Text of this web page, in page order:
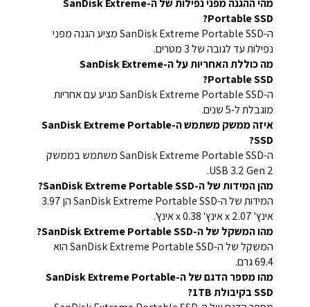
מהי ההגנה מפני נפילות של ה-SanDisk Extreme
Portable SSD?
ה-SanDisk Extreme Portable SSD מציע הגנה מפני
נפילות עד לגובה של 3 מטרים.
מה כוללת האחריות על ה-SanDisk Extreme
Portable SSD?
ה-SanDisk Extreme Portable SSD מגיע עם אחריות
מוגבלת ל-5 שנים.
איזה ממשק משתמש ה-SanDisk Extreme Portable
SSD?
ה-SanDisk Extreme Portable SSD משתמש בממשק
USB 3.2 Gen 2.
מהן המידות של ה-SanDisk Extreme Portable SSD?
המידות של ה-SanDisk Extreme Portable SSD הן 3.97
אינץ' x 2.07 אינץ' x 0.38 אינץ'.
מהו המשקל של ה-SanDisk Extreme Portable SSD?
המשקל של ה-SanDisk Extreme Portable SSD הוא
69.4 גרם.
מהו מספר הדגם של ה-SanDisk Extreme Portable
SSD בקיבולת 1TB?